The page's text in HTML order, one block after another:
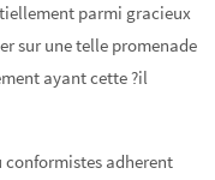
parmi gracieux
sur une telle promenade
ayant cette ?il
conformistes adherent